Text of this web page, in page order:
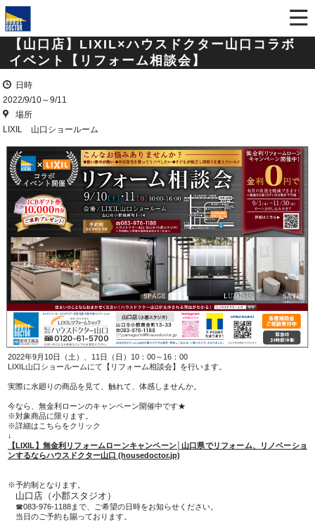
【山口店】LIXIL×ハウスドクター山口コラボ
イベント【リフォーム相談会】
日時
2022/9/10～9/11
場所
LIXIL 山口ショールーム
2022年9月10日（土）、11日（日）10：00～16：00
LIXIL山口ショールームにて【リフォーム相談会】を行います。
実際に水廻りの商品を見て、触れて、体感しませんか。
今なら、無金利ローンのキャンペーン開催中です★
※対象商品に限ります。
※詳細はこちらをクリック
↓
【LIXIL】無金利リフォームローンキャンペーン│山口県でリフォーム、リノベーショ
ンするならハウスドクター山口 (housedoctor.jp)
※予約制となります。
山口店（小郡スタジオ）
☎083-976-1188まで、ご希望の日時をお知らせください。
当日のご予約も賜っております。